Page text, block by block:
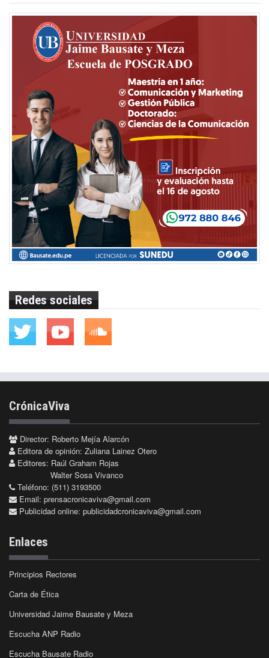
Redes sociales
CrónicaViva
Director: Roberto Mejía Alarcón
Editora de opinión: Zuliana Lainez Otero
Editores: Raúl Graham Rojas
Walter Sosa Vivanco
Teléfono: (511) 3193500
Email: prensacronicaviva@gmail.com
Publicidad online: publicidadcronicaviva@gmail.com
Enlaces
Principios Rectores
Carta de Ética
Universidad Jaime Bausate y Meza
Escucha ANP Radio
Escucha Bausate Radio